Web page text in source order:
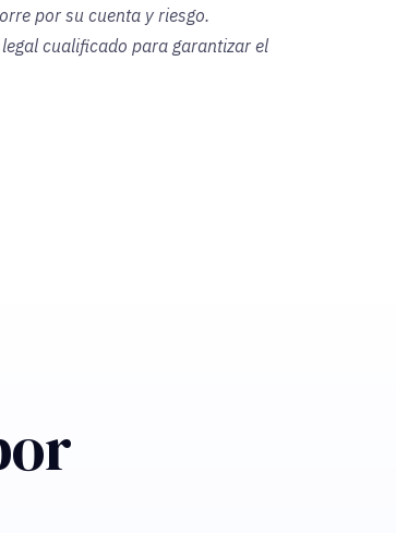
por su cuenta y riesgo.
cualificado para garantizar el